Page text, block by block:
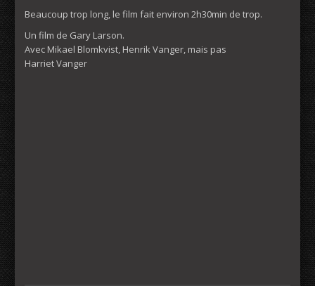
Beaucoup trop long, le film fait environ 2h30min de trop.
Un film de Gary Larson.
Avec Mikael Blomkvist, Henrik Vanger, mais pas
Harriet Vanger